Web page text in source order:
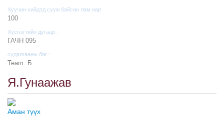
Хуучин хийдэд сууж байсан лам нар
100
Хүснэгтийн дугаар :
ГАЧН 095
судалгааны баг :
Team: Б
Я.Гунаажав
Аман түүх